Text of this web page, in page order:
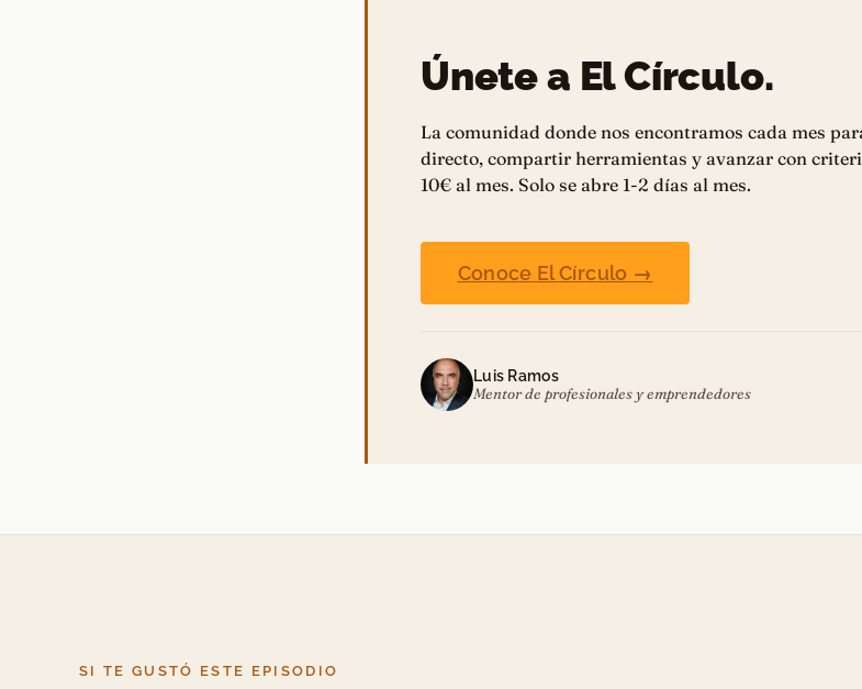
Únete a El Círculo.
La comunidad donde nos encontramos cada mes
directo, compartir herramientas y avanzar con
10€ al mes. Solo se abre 1-2 días al mes.
Conoce El Círculo →
Luis Ramos
Mentor de profesionales y emprendedores
SI TE GUSTÓ ESTE EPISODIO